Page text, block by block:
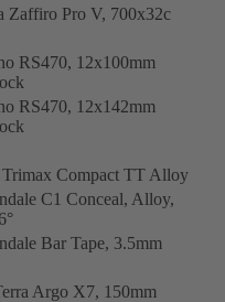
Zaffiro Pro V, 700x32c
RS470, 12x100mm
RS470, 12x142mm
Compact TT Alloy
C1 Conceal, Alloy,
Bar Tape, 3.5mm
Argo X7, 150mm